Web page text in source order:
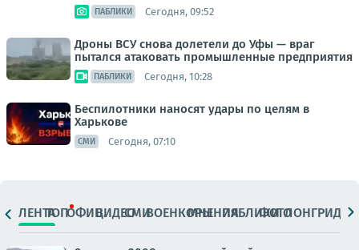
ПАБЛИКИ Сегодня, 09:52
Дроны ВСУ снова долетели до Уфы — враг
пытался атаковать промышленные предприятия
ПАБЛИКИ Сегодня, 10:28
Беспилотники наносят удары по целям в
Харькове
СМИ Сегодня, 07:10
ЛЕНТАТОПОФИЦ.ВИДЕОСМИВОЕНКОРЫМНЕНИЯПАБЛИКИ
ФОТОЛОНГРИДЫ